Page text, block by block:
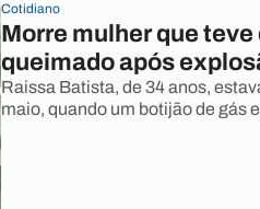
Cotidiano
Morre mulher que
queimado após
Raissa Batista, de 34 anos,
maio, quando um botijão de gás